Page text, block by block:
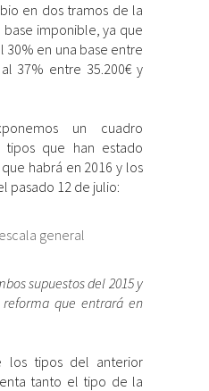
en dos tramos de la
imponible, ya que
30% en una base entre
37% entre 35.200€ y
un cuadro
que han estado
habrá en 2016 y los
pasado 12 de julio:
supuestos del 2015 y
reforma que entrará en
los tipos del anterior
tanto el tipo de la